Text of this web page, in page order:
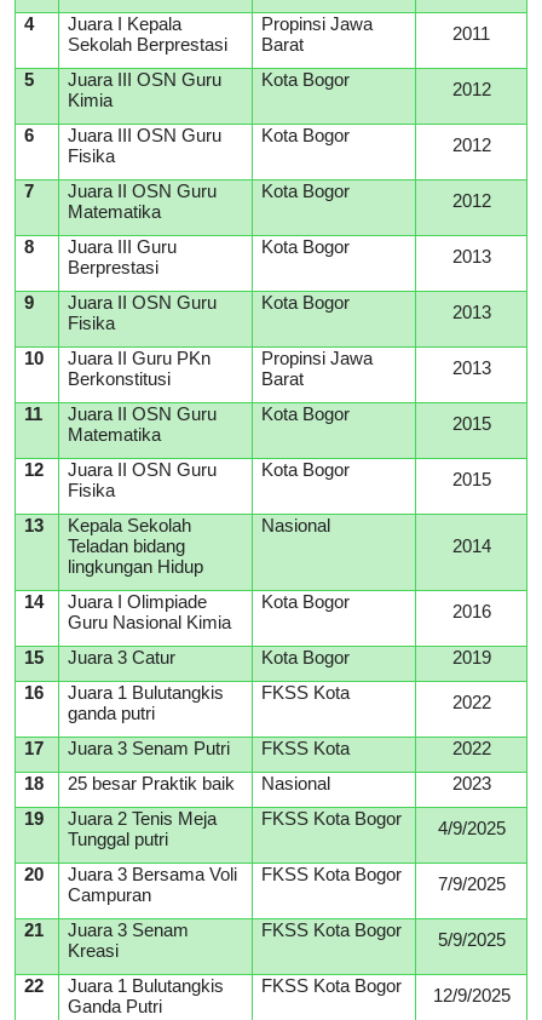
4
Juara I Kepala
Sekolah Berprestasi
Propinsi Jawa
Barat
2011
5
Juara III OSN Guru
Kimia
Kota Bogor 2012
6
Juara III OSN Guru
Fisika
Kota Bogor 2012
7
Juara II OSN Guru
Matematika
Kota Bogor 2012
8
Juara III Guru
Berprestasi
Kota Bogor 2013
9
Juara II OSN Guru
Fisika
Kota Bogor 2013
10
Juara II Guru PKn
Berkonstitusi
Propinsi Jawa
Barat
2013
11
Juara II OSN Guru
Matematika
Kota Bogor 2015
12
Juara II OSN Guru
Fisika
Kota Bogor 2015
13
Kepala Sekolah
Teladan bidang
lingkungan Hidup
Nasional
2014
14
Juara I Olimpiade
Guru Nasional Kimia
Kota Bogor 2016
15 Juara 3 Catur Kota Bogor
2019
16
Juara 1 Bulutangkis
ganda putri
FKSS Kota 2022
17 Juara 3 Senam Putri FKSS Kota
2022
18
25 besar Praktik baik Nasional
2023
19
Juara 2 Tenis Meja
Tunggal putri
FKSS Kota Bogor 4/9/2025
20
Juara 3 Bersama Voli
Campuran
FKSS Kota Bogor 7/9/2025
21
Juara 3 Senam
Kreasi
FKSS Kota Bogor 5/9/2025
22
Juara 1 Bulutangkis
Ganda Putri
FKSS Kota Bogor 12/9/2025